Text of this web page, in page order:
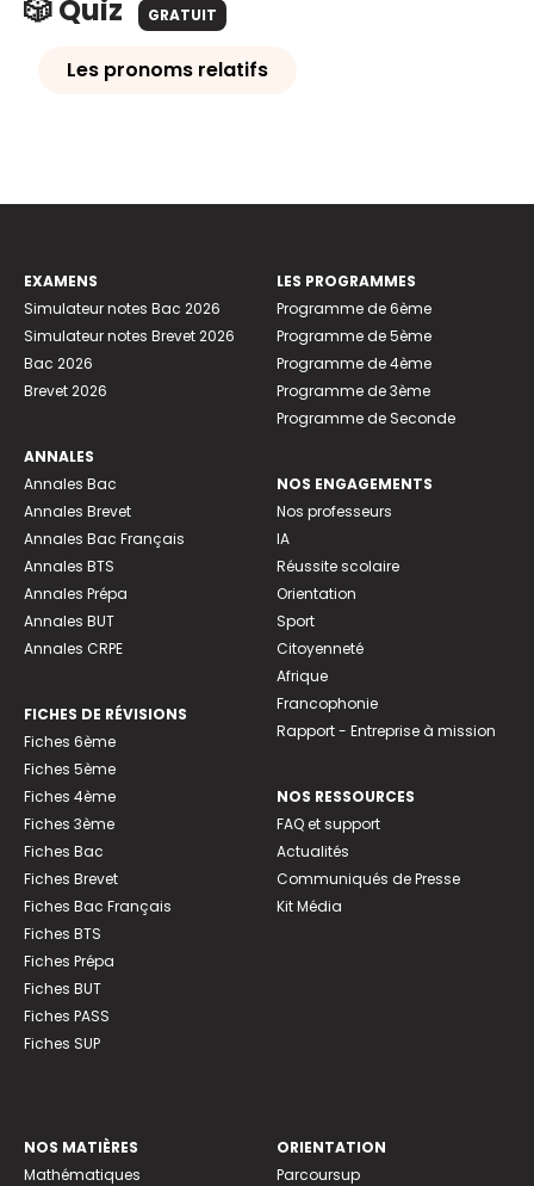
🎲 Quiz GRATUIT
Les pronoms relatifs
EXAMENS
Simulateur notes Bac 2026
Simulateur notes Brevet 2026
Bac 2026
Brevet 2026
ANNALES
Annales Bac
Annales Brevet
Annales Bac Français
Annales BTS
Annales Prépa
Annales BUT
Annales CRPE
FICHES DE RÉVISIONS
Fiches 6ème
Fiches 5ème
Fiches 4ème
Fiches 3ème
Fiches Bac
Fiches Brevet
Fiches Bac Français
Fiches BTS
Fiches Prépa
Fiches BUT
Fiches PASS
Fiches SUP
LES PROGRAMMES
Programme de 6ème
Programme de 5ème
Programme de 4ème
Programme de 3ème
Programme de Seconde
NOS ENGAGEMENTS
Nos professeurs
IA
Réussite scolaire
Orientation
Sport
Citoyenneté
Afrique
Francophonie
Rapport - Entreprise à mission
NOS RESSOURCES
FAQ et support
Actualités
Communiqués de Presse
Kit Média
NOS MATIÈRES
Mathématiques
ORIENTATION
Parcoursup